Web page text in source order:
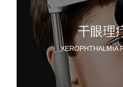
干眼理
XEROPHTHALMIA